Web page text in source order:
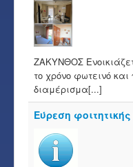
ΖΑΚΥΝΘΟΣ
το χρόνο φωτεινό
διαμέρισμα[...]
Εύρεση